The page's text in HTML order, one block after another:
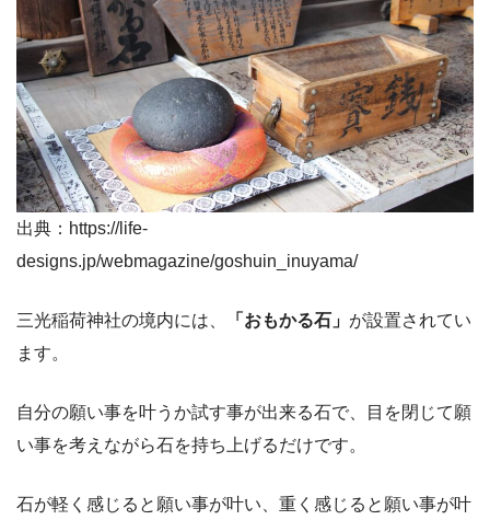
出典：https://life-
designs.jp/webmagazine/goshuin_inuyama/
三光稲荷神社の境内には、 「おもかる石」 が設置されてい
ます。
自分の願い事を叶うか試す事が出来る石で、目を閉じて願
い事を考えながら石を持ち上げるだけです。
石が軽く感じると願い事が叶い、重く感じると願い事が叶